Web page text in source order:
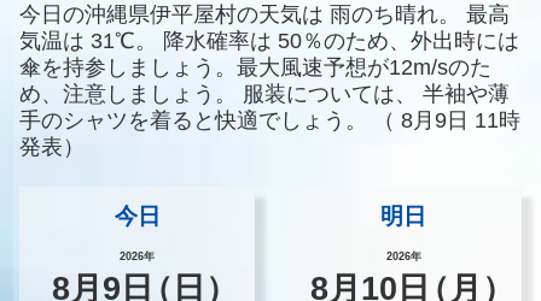
今日の沖縄県伊平屋村の天気は 雨のち晴れ。
最高
気温は 31℃。 降水確率は 50％のため、外出時には
傘を持参しましょう。最大風速予想が12m/sのた
め、注意しましょう。
服装については、
半袖や薄
手のシャツを着ると快適でしょう。
（ 8月9日 11時
発表）
今日
2026年
8月 9 日（日）
明日
2026年
8月 10 日（月）